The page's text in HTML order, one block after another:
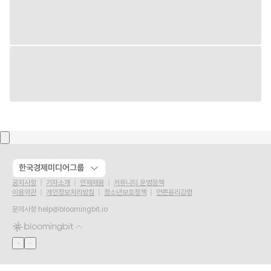
한국경제미디어그룹
공지사항 기자소개 인재채용
커뮤니티 운영정책
이용약관
개인정보처리방침 청소년보호정책
언론윤리강령
문의사항 help@bloomingbit.io